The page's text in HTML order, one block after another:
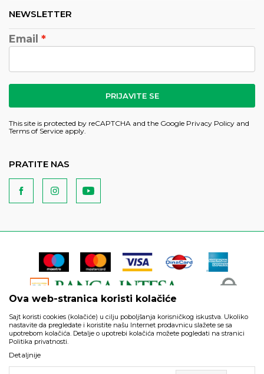
NEWSLETTER
Email
PRIJAVITE SE
This site is protected by reCAPTCHA and the Google Privacy Policy and
Terms of Service apply.
PRATITE NAS
artikli prikazani na sajtu su deo naše ponude i ne podrazumeva
da su dostupni u svakom trenutku.
Ova web-stranica koristi kolačiće
Sajt koristi cookies (kolačiće) u cilju poboljšanja korisničkog iskustva. Ukoliko
nastavite da pregledate i koristite našu Internet prodavnicu slažete se sa
upotrebom kolačića. Detalje o upotrebi kolačića možete pogledati na stranici
Politika privatnosti.
Detaljnije